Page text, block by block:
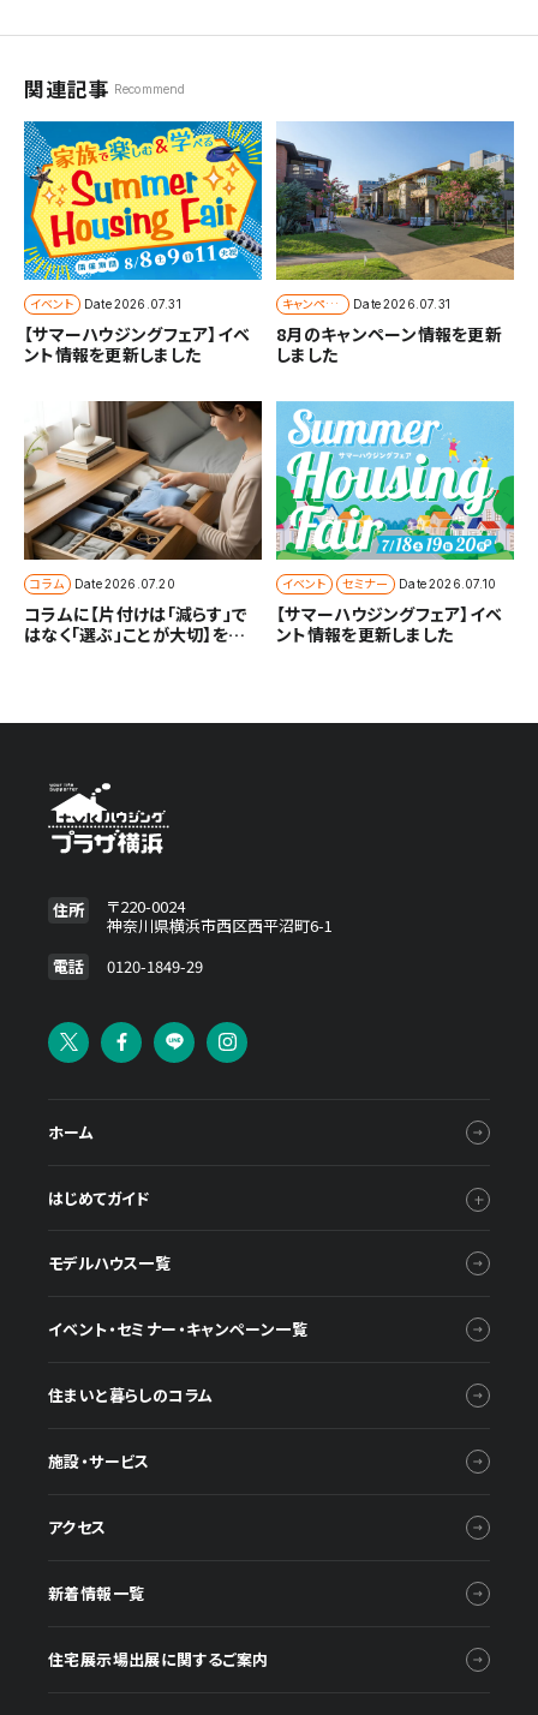
関連記事 Recommend
イベント Date2026.07.31
【サマーハウジングフェア】イベ
ント情報を更新しました
キャンペー
ン
Date2026.07.31
8月のキャンペーン情報を更新
しました
コラム Date2026.07.20
コラムに【片付けは「減らす」で
はなく「選ぶ」ことが大切】を追
イベント セミナー Date2026.07.10
【サマーハウジングフェア】イベ
ント情報を更新しました
住所
〒220-0024
神奈川県横浜市西区西平沼町6-1
電話
0120-1849-29
ホーム
はじめてガイド
モデルハウス一覧
イベント・セミナー・キャンペーン一覧
住まいと暮らしのコラム
施設・サービス
アクセス
新着情報一覧
住宅展示場出展に関するご案内
31社 55棟
モデルハウス一覧へ